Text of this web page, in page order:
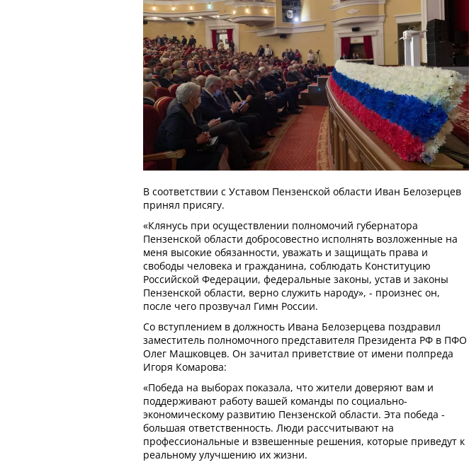
В соответствии с Уставом Пензенской области Иван Белозерцев
принял присягу.
«Клянусь при осуществлении полномочий губернатора
Пензенской области добросовестно исполнять возложенные на
меня высокие обязанности, уважать и защищать права и
свободы человека и гражданина, соблюдать Конституцию
Российской Федерации, федеральные законы, устав и законы
Пензенской области, верно служить народу», - произнес он,
после чего прозвучал Гимн России.
Со вступлением в должность Ивана Белозерцева поздравил
заместитель полномочного представителя Президента РФ в ПФО
Олег Машковцев. Он зачитал приветствие от имени полпреда
Игоря Комарова:
«Победа на выборах показала, что жители доверяют вам и
поддерживают работу вашей команды по социально-
экономическому развитию Пензенской области. Эта победа -
большая ответственность. Люди рассчитывают на
профессиональные и взвешенные решения, которые приведут к
реальному улучшению их жизни.